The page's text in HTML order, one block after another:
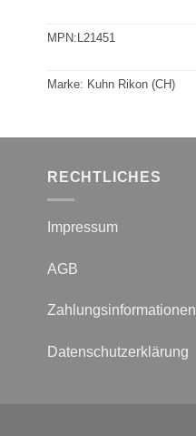
MPN: L21451
Marke: Kuhn Rikon (CH)
RECHTLICHES
Impressum
AGB
Zahlungsinformationen
Datenschutzerklärung